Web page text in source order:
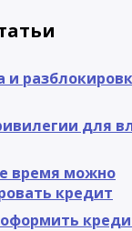
и
для
время можно
кредит